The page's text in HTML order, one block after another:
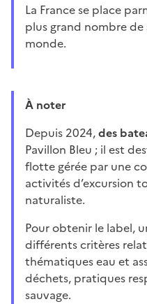
La France se place parmi les 5 pays comptant le
plus grand nombre de
monde.
À noter
Depuis 2024,des
Pavillon Bleu ; il est
flotte gérée par une
activités d’excursion
naturaliste.
Pour obtenir le label, une structure doit répondre à
différents critères
thématiques eau et
déchets, pratiques
sauvage.